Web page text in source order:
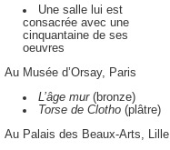
Une salle lui est
consacrée avec une
cinquantaine de ses
oeuvres
Au Musée d’Orsay, Paris
L’âge mur (bronze)
Torse de Clotho (plâtre)
Au Palais des Beaux-Arts, Lille